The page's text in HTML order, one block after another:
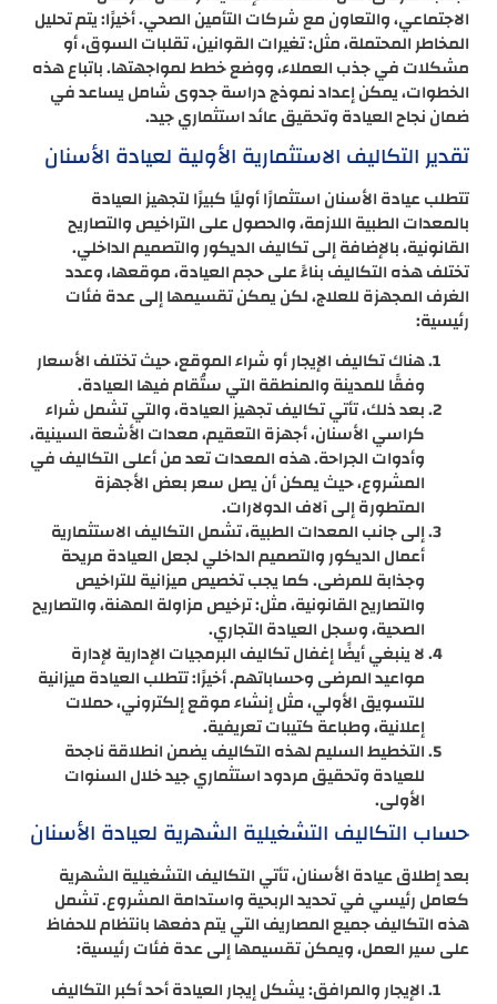
الاجتماعي، والتعاون مع شركات التأمين الصحي. أخيرًا: يتم تحليل
المخاطر المحتملة، مثل: تغيرات القوانين، تقلبات السوق، أو
مشكلات في جذب العملاء، ووضع خطط لمواجهتها. باتباع هذه
الخطوات، يمكن إعداد نموذج دراسة جدوى شامل يساعد في
ضمان نجاح العيادة وتحقيق عائد استثماري جيد.
تقدير التكاليف الاستثمارية الأولية لعيادة الأسنان
تتطلب عيادة الأسنان استثمارًا أوليًا كبيرًا لتجهيز العيادة
بالمعدات الطبية اللازمة، والحصول على التراخيص والتصاريح
القانونية، بالإضافة إلى تكاليف الديكور والتصميم الداخلي.
تختلف هذه التكاليف بناءً على حجم العيادة، موقعها، وعدد
الغرف المجهزة للعلاج، لكن يمكن تقسيمها إلى عدة فئات
رئيسية:
هناك تكاليف الإيجار أو شراء الموقع، حيث تختلف الأسعار
وفقًا للمدينة والمنطقة التي ستُقام فيها العيادة.
بعد ذلك، تأتي تكاليف تجهيز العيادة، والتي تشمل شراء
كراسي الأسنان، أجهزة التعقيم، معدات الأشعة السينية،
وأدوات الجراحة. هذه المعدات تعد من أعلى التكاليف في
المشروع، حيث يمكن أن يصل سعر بعض الأجهزة
المتطورة إلى آلاف الدولارات.
إلى جانب المعدات الطبية، تشمل التكاليف الاستثمارية
أعمال الديكور والتصميم الداخلي لجعل العيادة مريحة
وجذابة للمرضى. كما يجب تخصيص ميزانية للتراخيص
والتصاريح القانونية، مثل: ترخيص مزاولة المهنة، والتصاريح
الصحية، وسجل العيادة التجاري.
لا ينبغي أيضًا إغفال تكاليف البرمجيات الإدارية لإدارة
مواعيد المرضى وحساباتهم. أخيرًا: تتطلب العيادة ميزانية
للتسويق الأولي، مثل إنشاء موقع إلكتروني، حملات
إعلانية، وطباعة كتيبات تعريفية.
التخطيط السليم لهذه التكاليف يضمن انطلاقة ناجحة
للعيادة وتحقيق مردود استثماري جيد خلال السنوات
الأولى.
حساب التكاليف التشغيلية الشهرية لعيادة الأسنان
بعد إطلاق عيادة الأسنان، تأتي التكاليف التشغيلية الشهرية
كعامل رئيسي في تحديد الربحية واستدامة المشروع. تشمل
هذه التكاليف جميع المصاريف التي يتم دفعها بانتظام للحفاظ
على سير العمل، ويمكن تقسيمها إلى عدة فئات رئيسية:
الإيجار والمرافق: يشكل إيجار العيادة أحد أكبر التكاليف